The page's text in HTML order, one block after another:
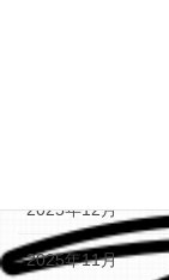
2025年12月
2025年11月